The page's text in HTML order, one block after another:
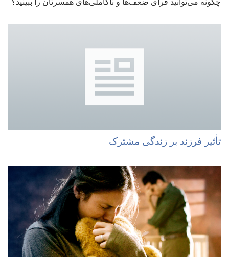
چگونه می‌توانید فرای ضعف‌ها و ناکاملی‌های همسرتان را ببینید؟‏
تأثیر فرزند بر زندگی مشترک